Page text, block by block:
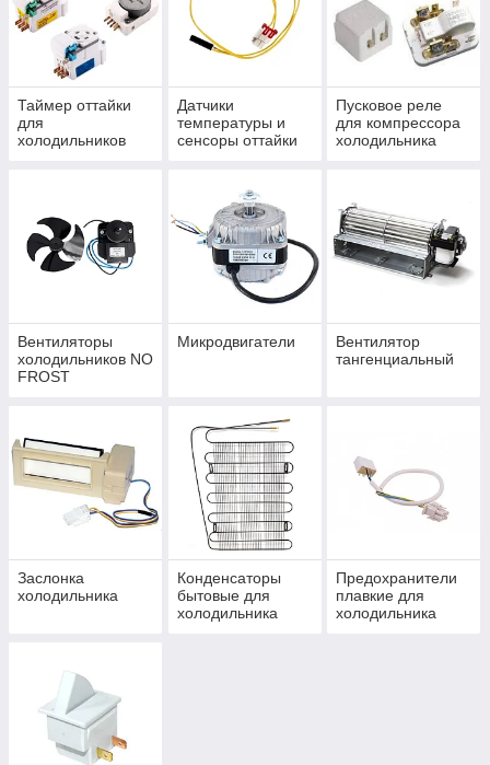
поставки оборудования просьба обращаться по номеру +7
(701) 355-55-40.
Таймер оттайки
для
холодильников
Датчики
температуры и
сенсоры оттайки
Пусковое реле
для компрессора
холодильника
Вентиляторы
холодильников NO
FROST
Микродвигатели
Вентилятор
тангенциальный
Заслонка
холодильника
Конденсаторы
бытовые для
холодильника
Предохранители
плавкие для
холодильника